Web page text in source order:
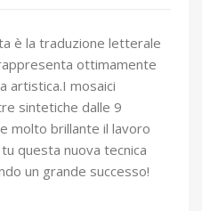
è la traduzione letterale
ottimamente
artistica.I mosaici
sintetiche dalle 9
molto brillante il lavoro
questa nuova tecnica
un grande successo!